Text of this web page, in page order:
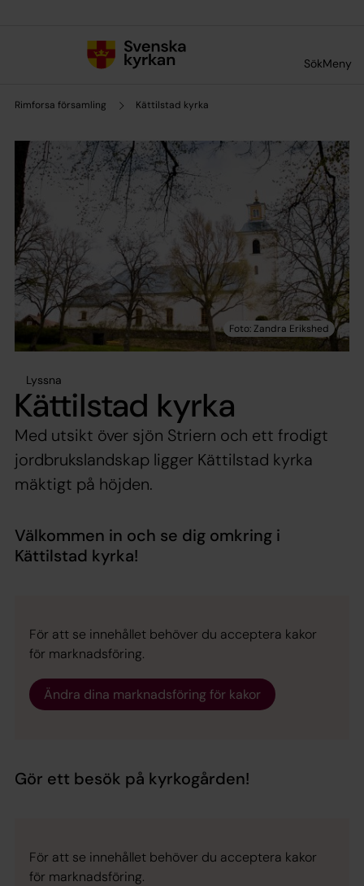
SökMeny
Rimforsa församling Kättilstad kyrka
Lyssna
Kättilstad kyrka
Med utsikt över sjön Striern och ett frodigt
jordbrukslandskap ligger Kättilstad kyrka
mäktigt på höjden.
Välkommen in och se dig omkring i
Kättilstad kyrka!
För att se innehållet behöver du acceptera kakor
för marknadsföring.
Ändra dina marknadsföring för kakor
Gör ett besök på kyrkogården!
För att se innehållet behöver du acceptera kakor
för marknadsföring.